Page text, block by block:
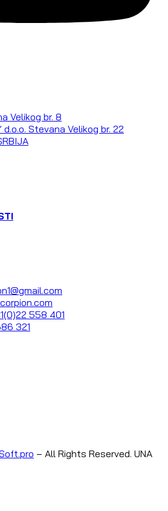
Velikog br. 8
d.o.o. Stevana Velikog br. 22
558 401
321
– All Rights Reserved. UNA